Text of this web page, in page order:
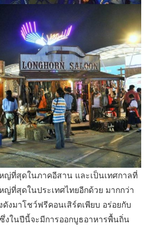
ญ่ที่สุดในภาคอีสาน และเป็นเทศกาลที่
ที่สุดในประเทศไทยอีกด้วย มากกว่า
งมาโชว์ฟรีคอนเสิร์ตเพียบ อร่อยกับ
งในปีนี้จะมีการออกบูธอาหารพื้นถิ่น